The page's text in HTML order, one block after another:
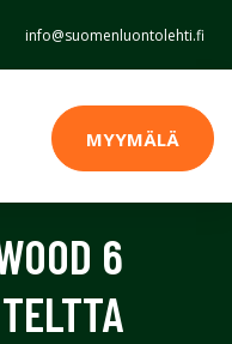
info@suomenluontolehti.fi
MYYMÄLÄ
6